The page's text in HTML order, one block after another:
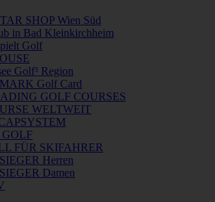
SHOP Wien Süd
in Bad Kleinkirchheim
Golf
Golf³ Region
Golf Card
GOLF COURSES
WELTWEIT
FÜR SKIFAHRER
Herren
Damen